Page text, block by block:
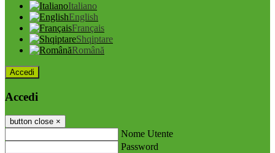
Italiano
English
Français
Shqiptare
Română
Accedi
Accedi
button close ×
Nome Utente
Password